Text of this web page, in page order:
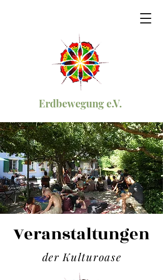
Erdbewegung e.V.
Veranstaltungen
der Kulturoase